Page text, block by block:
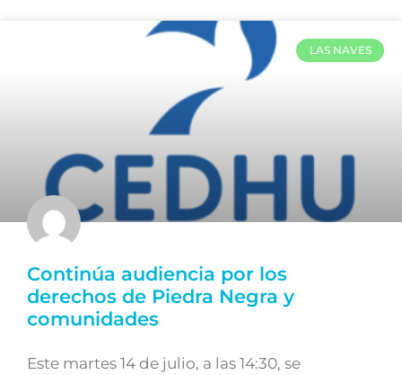
LAS NAVES
Continúa audiencia por los
derechos de Piedra Negra y
comunidades
Este martes 14 de julio, a las 14:30, se